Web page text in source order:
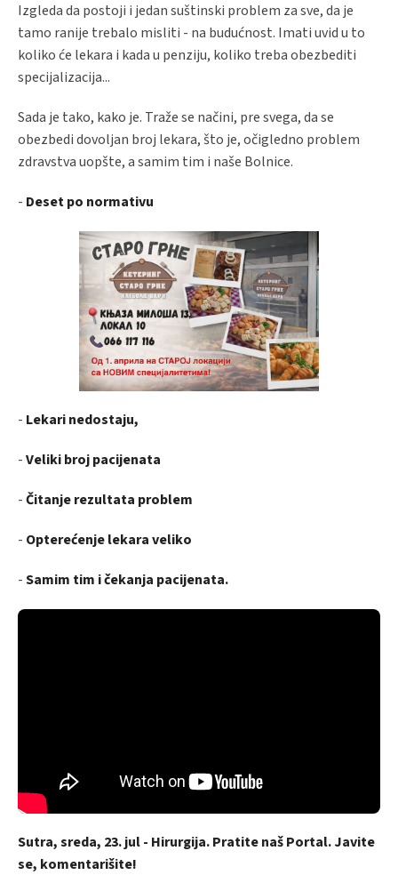
Izgleda da postoji i jedan suštinski problem za sve, da je
tamo ranije trebalo misliti - na budućnost. Imati uvid u to
koliko će lekara i kada u penziju, koliko treba obezbediti
specijalizacija...
Sada je tako, kako je. Traže se načini, pre svega, da se
obezbedi dovoljan broj lekara, što je, očigledno problem
zdravstva uopšte, a samim tim i naše Bolnice.
- Deset po normativu
- Lekari nedostaju,
-Veliki broj pacijenata
-Čitanje rezultata problem
- Opterećenje lekara veliko
-Samim tim i čekanja pacijenata.
Sutra, sreda, 23. jul - Hirurgija. Pratite naš Portal. Javite
se, komentarišite!